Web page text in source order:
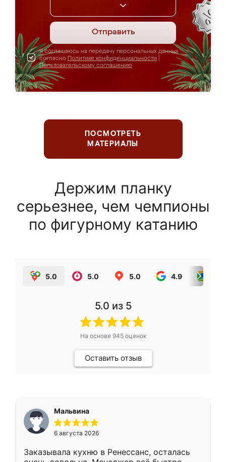
Отправить
Я соглашаюсь на передачу персональных данных
согласно Политике конфиденциальности
Пользовательскому соглашению
ПОСМОТРЕТЬ
МАТЕРИАЛЫ
Держим планку
серьезнее, чем чемпионы
по фигурному катанию
5.0 5.0 5.0 4.9
5.0 из 5
На основе 945оценок
Оставить отзыв
Мальвина
6 августа 2026
Заказывала кухню в Ренессанс, осталась